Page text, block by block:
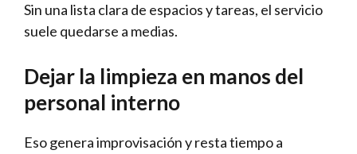
Sin una lista clara de espacios y tareas, el servicio
suele quedarse a medias.
Dejar la limpieza en manos del
personal interno
Eso genera improvisación y resta tiempo a